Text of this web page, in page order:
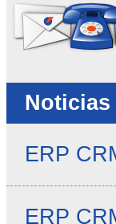
ERP
ERP